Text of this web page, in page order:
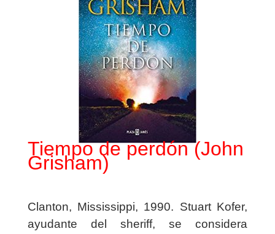
Tiempo de perdón (John
Grisham)
Clanton, Mississippi, 1990. Stuart Kofer,
ayudante del sheriff, se considera